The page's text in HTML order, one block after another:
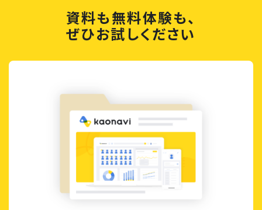
資料も無料体験も、
ぜひお試しください